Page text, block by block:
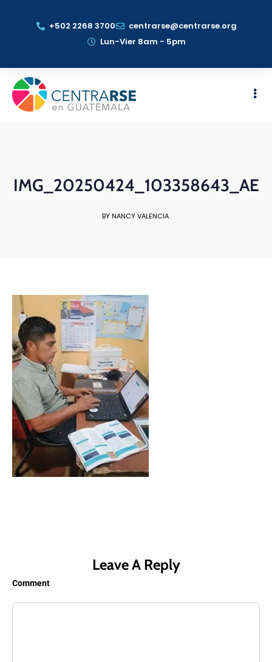
+502 2268 3700
centrarse@centrarse.org
Lun-Vier 8am - 5pm
IMG_20250424_103358643_AE
BY NANCY VALENCIA
Leave A Reply
Comment